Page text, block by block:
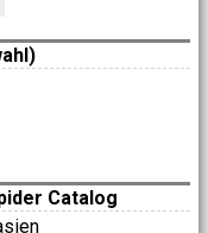
Catalog